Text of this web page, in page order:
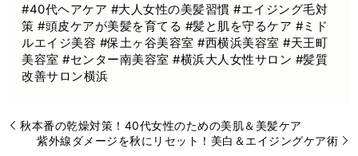
#40代ヘアケア #大人女性の美髪習慣 #エイジング毛対
策 #頭皮ケアが美髪を育てる #髪と肌を守るケア #ミド
ルエイジ美容 #保土ヶ谷美容室 #西横浜美容室 #天王町
美容室 #センター南美容室 #横浜大人女性サロン #髪質
改善サロン横浜
秋本番の乾燥対策！40代女性のための美肌＆美髪ケア
紫外線ダメージを秋にリセット！美白＆エイジングケア術